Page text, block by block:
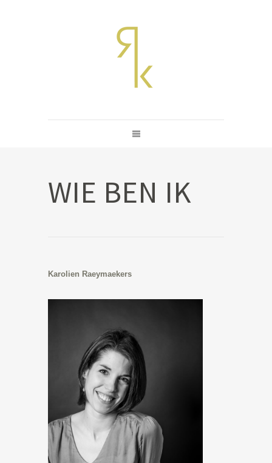
WIE BEN IK
Karolien Raeymaekers